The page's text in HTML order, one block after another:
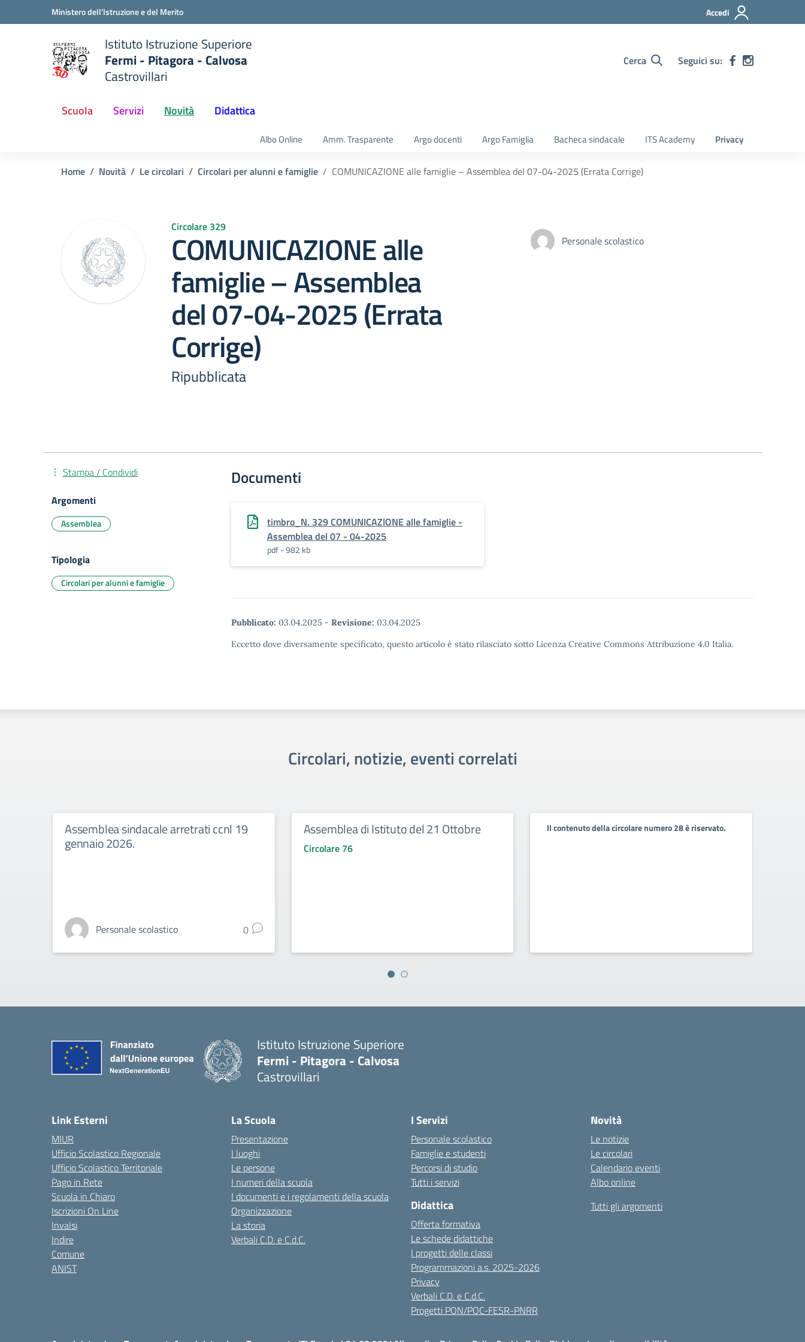
Vai ai contenuti
Vai al menu di navigazioneMinistero dell'Istruzione e del Merito Accedi
Istituto Istruzione Superiore
Fermi - Pitagora - Calvosa
Castrovillari
Cerca Seguici su:
Scuola Servizi Novità Didattica
Albo Online Amm. Trasparente Argo docenti Argo Famiglia Bacheca sindacale ITS Academy Privacy
Home Novità Le circolari Circolari per alunni e famiglie COMUNICAZIONE alle famiglie – Assemblea del 07-04-2025 (Errata Corrige)
Circolare 329
COMUNICAZIONE alle
famiglie – Assemblea
del 07-04-2025 (Errata
Corrige)
Ripubblicata
Personale scolastico
Documenti
timbro_N. 329 COMUNICAZIONE alle famiglie -
Assemblea del 07 - 04-2025
pdf - 982 kb
Pubblicato: 03.04.2025 - Revisione: 03.04.2025
Eccetto dove diversamente specificato, questo articolo è stato rilasciato sotto Licenza Creative Commons Attribuzione 4.0 Italia.
Stampa / Condividi
Argomenti
Assemblea
Tipologia
Circolari per alunni e famiglie
Circolari, notizie, eventi correlati
Assemblea sindacale arretrati ccnl 19
gennaio 2026.
Personale scolastico 0
Assemblea di Istituto del 21 Ottobre
Circolare 76
Il contenuto della circolare numero 28 è riservato.
Istituto Istruzione Superiore
Fermi - Pitagora - Calvosa
Castrovillari
Link Esterni
MIUR
Ufficio Scolastico Regionale
Ufficio Scolastico Territoriale
Pago in Rete
Scuola in Chiaro
Iscrizioni On Line
Invalsi
Indire
Comune
ANIST
La Scuola
Presentazione
I luoghi
Le persone
I numeri della scuola
I documenti e i regolamenti della scuola
Organizzazione
La storia
Verbali C.D. e C.d.C.
I Servizi
Personale scolastico
Famiglie e studenti
Percorsi di studio
Tutti i servizi
Didattica
Offerta formativa
Le schede didattiche
I progetti delle classi
Programmazioni a.s. 2025-2026
Privacy
Verbali C.D. e C.d.C.
Progetti PON/POC-FESR-PNRR
Novità
Le notizie
Le circolari
Calendario eventi
Albo online
Tutti gli argomenti